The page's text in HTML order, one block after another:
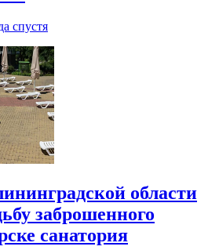
спустя
области
заброшенного
санатория